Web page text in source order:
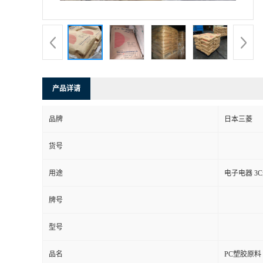
产品详请
品牌 日本三菱
货号
用途 电子电器
牌号
型号
品名 PC塑胶原料